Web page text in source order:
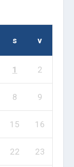
s v
1 2
8 9
15 16
22 23